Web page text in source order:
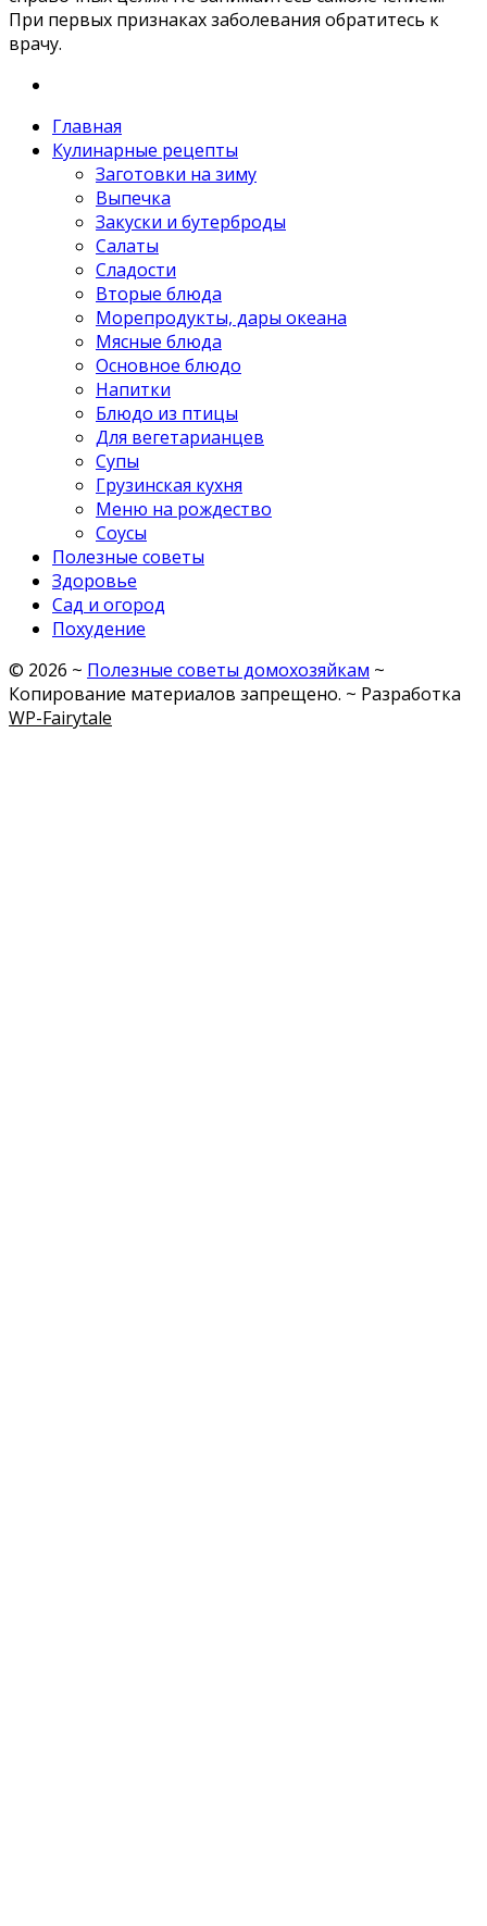
При первых признаках заболевания обратитесь к
врачу.
Главная
Кулинарные рецепты
Заготовки на зиму
Выпечка
Закуски и бутерброды
Салаты
Сладости
Вторые блюда
Морепродукты, дары океана
Мясные блюда
Основное блюдо
Напитки
Блюдо из птицы
Для вегетарианцев
Супы
Грузинская кухня
Меню на рождество
Соусы
Полезные советы
Здоровье
Сад и огород
Похудение
© 2026 ~ Полезные советы домохозяйкам ~
Копирование материалов запрещено. ~ Разработка
WP-Fairytale